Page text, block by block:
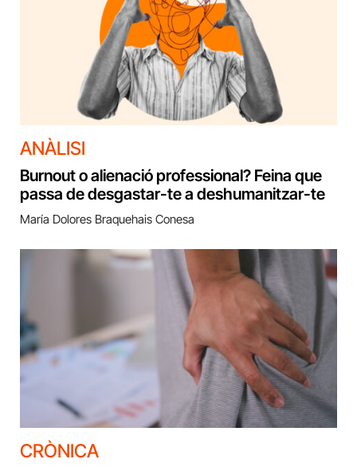
ANÀLISI
Burnout o alienació professional? Feina que
passa de desgastar-te a deshumanitzar-te
María Dolores Braquehais Conesa
CRÒNICA